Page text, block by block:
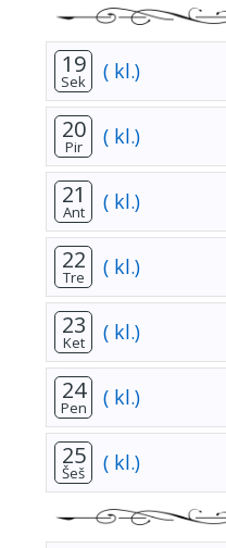
19
Sek ( kl.)
20
Pir ( kl.)
21
Ant ( kl.)
22
Tre ( kl.)
23
Ket ( kl.)
24
Pen ( kl.)
25
Šeš ( kl.)